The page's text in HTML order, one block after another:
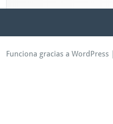
Funciona gracias a WordPress